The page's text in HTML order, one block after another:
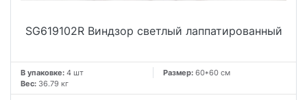
SG619102R Виндзор светлый лаппатированный
В упаковке: 4 шт Размер: 60*60 см
Вес: 36.79 кг